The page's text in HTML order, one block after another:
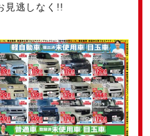
見逃しなく!!